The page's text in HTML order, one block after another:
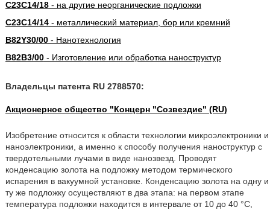
C23C14/18- на другие неорганические подложки
C23C14/14- металлический материал, бор или кремний
B82Y30/00- Нанотехнология
B82B3/00- Изготовление или обработка наноструктур
Владельцы патента RU 2788570:
Акционерное общество "Концерн "Созвездие" (RU)
Изобретение относится к области технологии микроэлектроники и
наноэлектроники, а именно к способу получения наноструктур с
твердотельными лучами в виде нанозвезд. Проводят
конденсацию золота на подложку методом термического
испарения в вакуумной установке. Конденсацию золота на одну и
ту же подложку осуществляют в два этапа: на первом этапе
температура подложки находится в интервале от 10 до 40 °С,